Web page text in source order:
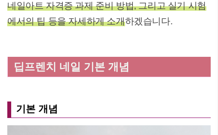
네일아트 자격증 과제 준비 방법, 그리고 실기 시험
에서의 팁 등을 자세하게 소개하겠습니다.
딥프렌치 네일 기본 개념
기본 개념